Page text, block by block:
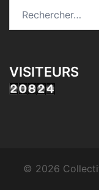
VISITEURS
© 2026